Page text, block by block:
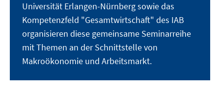
Universität Erlangen-Nürnberg sowie das
Kompetenzfeld "Gesamtwirtschaft" des IAB
organisieren diese gemeinsame Seminarreihe
mit Themen an der Schnittstelle von
Makroökonomie und Arbeitsmarkt.